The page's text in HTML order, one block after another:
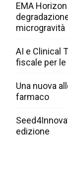
EMA
microgravità
AI e Clinical
fiscale per le
Una nuova
farmaco
edizione